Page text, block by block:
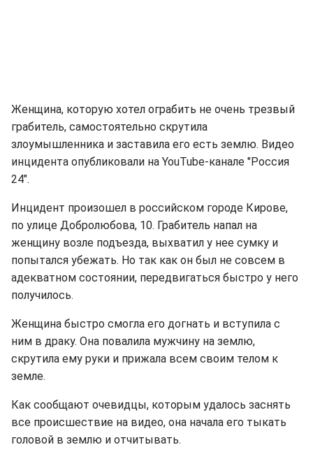
Женщина, которую хотел ограбить не очень трезвый
грабитель, самостоятельно скрутила
злоумышленника и заставила его есть землю. Видео
инцидента опубликовали на YouTube-канале "Россия
24".
Инцидент произошел в российском городе Кирове,
по улице Добролюбова, 10. Грабитель напал на
женщину возле подъезда, выхватил у нее сумку и
попытался убежать. Но так как он был не совсем в
адекватном состоянии, передвигаться быстро у него
получилось.
Женщина быстро смогла его догнать и вступила с
ним в драку. Она повалила мужчину на землю,
скрутила ему руки и прижала всем своим телом к
земле.
Как сообщают очевидцы, которым удалось заснять
все происшествие на видео, она начала его тыкать
головой в землю и отчитывать.